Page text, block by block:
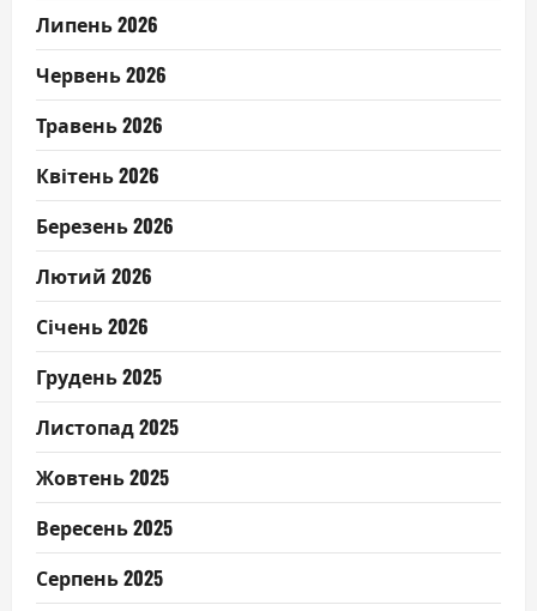
Липень 2026
Червень 2026
Травень 2026
Квітень 2026
Березень 2026
Лютий 2026
Січень 2026
Грудень 2025
Листопад 2025
Жовтень 2025
Вересень 2025
Серпень 2025